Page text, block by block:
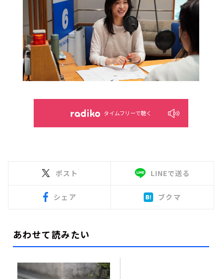
タイムフリーで聴く
ポスト LINEで送る
シェア ブクマ
あわせて読みたい